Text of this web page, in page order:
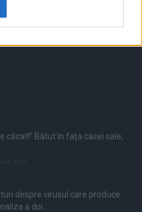
căcat!” Bătut în fața casei sale,
despre virusul care produce
a doi...